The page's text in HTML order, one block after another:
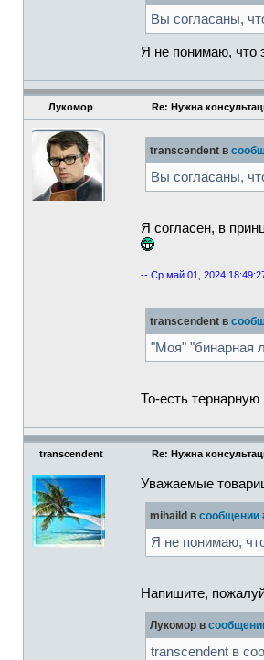
Вы согласаны,
Я не понимаю, что
Лукомор Re: Нужна
transcendent в
Вы согласаны,
Я согласен, в
-- Ср май 01, 2024
transcendent в
"Моя" "бинарная
То-есть тернарную
transcendent Re: Нужна
Уважаемые
mihaild в сообщении
Я не понимаю,
Напишите,
Лукомор в
transcendent в